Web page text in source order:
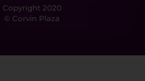
Copyright 2020
© Corvin Plaza